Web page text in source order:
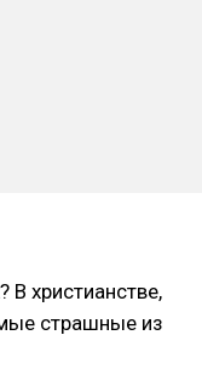
христианстве,
страшные из